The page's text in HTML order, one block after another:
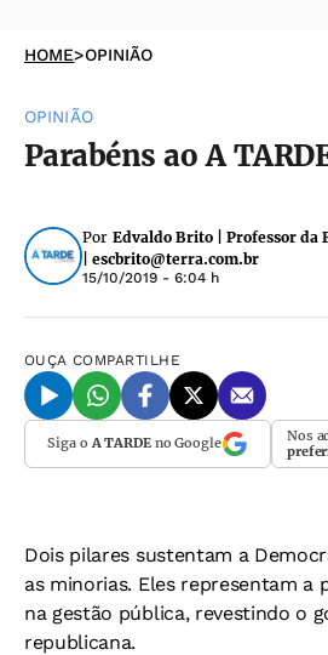
HOME>OPINIÃO
OPINIÃO
Parabéns ao A
Por Edvaldo Brito | Professor da
escbrito@terra.com.br
15/10/2019 - 6:04 h
OUÇA COMPARTILHE
Siga oA TARDEno Google Nos
Dois pilares sustentam a
as minorias. Eles representam a
na gestão pública, revestindo o
republicana.